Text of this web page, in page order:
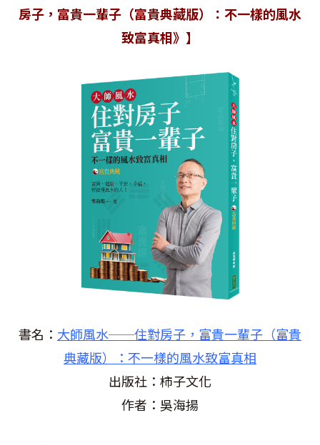
房子，富貴一輩子（富貴典藏版）：不一樣的風水
致富真相》】
書名： 大師風水──住對房子，富貴一輩子（富貴
典藏版）：不一樣的風水致富真相
出版社：柿子文化
作者：吳海揚